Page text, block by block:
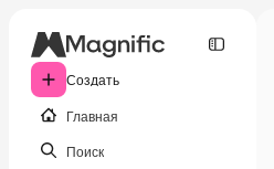
Создать
Главная
Поиск